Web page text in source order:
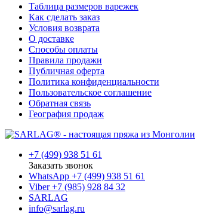
Таблица размеров варежек
Как сделать заказ
Условия возврата
О доставке
Способы оплаты
Правила продажи
Публичная оферта
Политика конфиденциальности
Пользовательское соглашение
Обратная связь
География продаж
+7 (499) 938 51 61
Заказать звонок
WhatsApp +7 (499) 938 51 61
Viber +7 (985) 928 84 32
SARLAG
info@sarlag.ru